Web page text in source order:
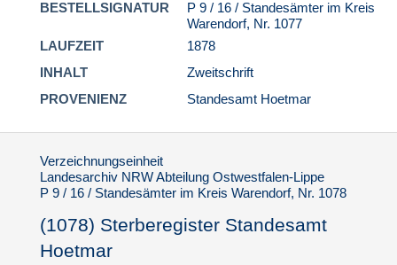
Standesamt Hoetmar
(1092) Sterberegister
Standesamt Hoetmar
(1094) Sterberegister
(1095) Sterberegister
Standesamt Hoetmar
(1096) Sterberegister
BESTELLSIGNATUR
P 9 / 16 / Standesämter im Kreis
Warendorf, Nr. 1077
LAUFZEIT
1878
INHALT
Zweitschrift
PROVENIENZ
Standesamt Hoetmar
Verzeichnungseinheit
Landesarchiv NRW Abteilung Ostwestfalen-Lippe
P 9 / 16 / Standesämter im Kreis Warendorf, Nr. 1078
(1078) Sterberegister Standesamt
Hoetmar